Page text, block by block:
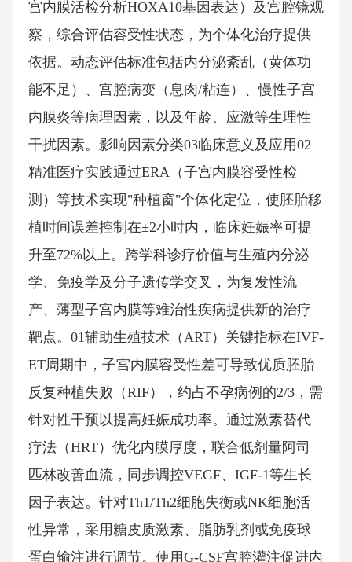
宫内膜活检分析HOXA10基因表达）及宫腔镜观
察，综合评估容受性状态，为个体化治疗提供
依据。动态评估标准包括内分泌紊乱（黄体功
能不足）、宫腔病变（息肉/粘连）、慢性子宫
内膜炎等病理因素，以及年龄、应激等生理性
干扰因素。影响因素分类03临床意义及应用02
精准医疗实践通过ERA（子宫内膜容受性检
测）等技术实现"种植窗"个体化定位，使胚胎移
植时间误差控制在±2小时内，临床妊娠率可提
升至72%以上。跨学科诊疗价值与生殖内分泌
学、免疫学及分子遗传学交叉，为复发性流
产、薄型子宫内膜等难治性疾病提供新的治疗
靶点。01辅助生殖技术（ART）关键指标在IVF-
ET周期中，子宫内膜容受性差可导致优质胚胎
反复种植失败（RIF），约占不孕病例的2/3，需
针对性干预以提高妊娠成功率。通过激素替代
疗法（HRT）优化内膜厚度，联合低剂量阿司
匹林改善血流，同步调控VEGF、IGF-1等生长
因子表达。针对Th1/Th2细胞失衡或NK细胞活
性异常，采用糖皮质激素、脂肪乳剂或免疫球
蛋白输注进行调节。使用G-CSF宫腔灌注促进内